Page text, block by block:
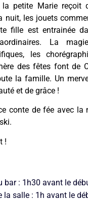
petite Marie reçoit
nuit, les jouets
fille est entrainée
La
les
des fêtes font de
la famille. Un
et de grâce !
conte de fée avec la
!
bar : 1h30 avant le
la salle : 1h avant le